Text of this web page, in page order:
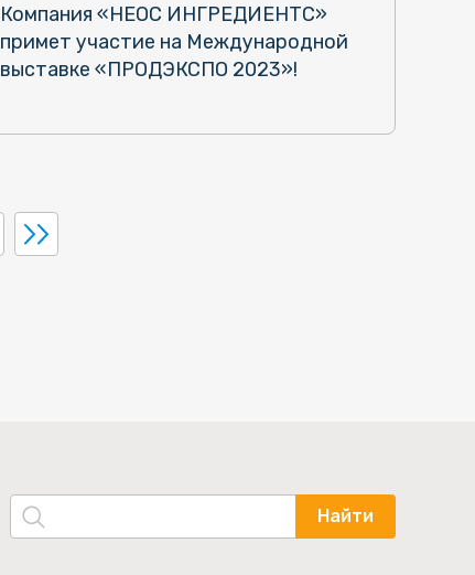
Компания «НЕОС ИНГРЕДИЕНТС»
примет участие на Международной
выставке «ПРОДЭКСПО 2023»!
Найти